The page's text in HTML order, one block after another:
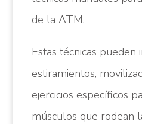
de la ATM.
Estas técnicas pueden
estiramientos,
ejercicios específicos
músculos que rodean